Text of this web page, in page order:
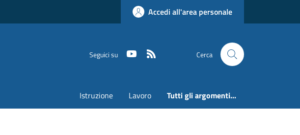
Accedi all'area personale
Seguici su Youtube Cerca
Istruzione Lavoro Tutti gli argomenti...